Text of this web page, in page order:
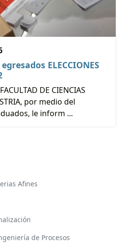
ELECCIONES
DE CIENCIAS
por medio del
le inform ...
Afines
de Procesos